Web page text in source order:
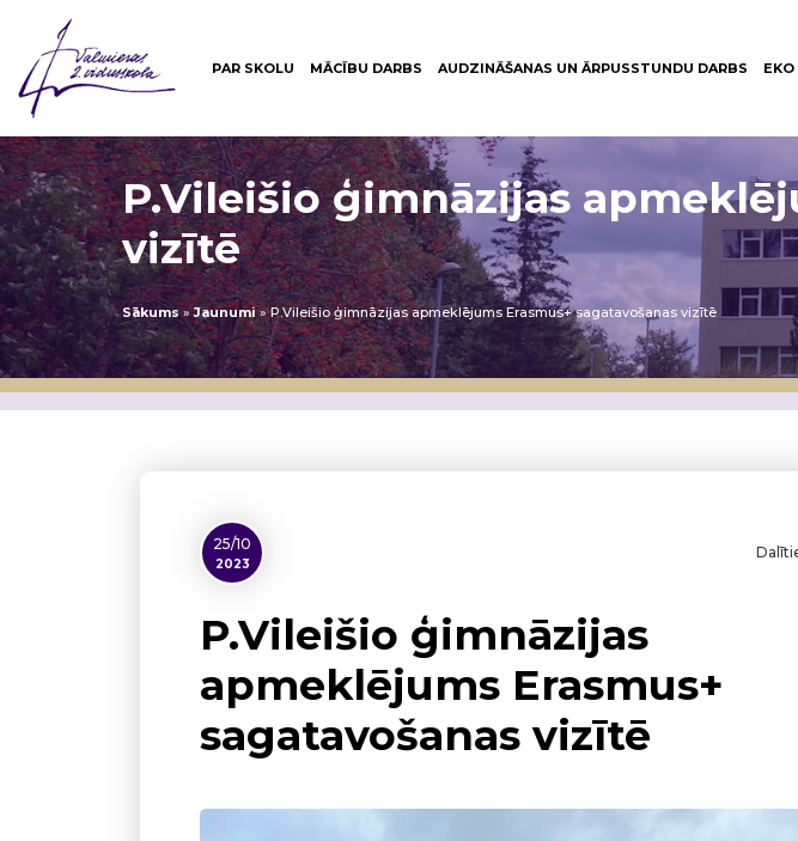
PAR SKOLU MĀCĪBU DARBS AUDZINĀŠANAS UN ĀRPUSSTUNDU DARBS EKO
P.Vileišio ģimnāzijas
vizītē
Sākums»Jaunumi»P.Vileišio ģimnāzijas apmeklējums Erasmus+ sagatavošanas vizītē
25/10
2023
P.Vileišio ģimnāzijas
apmeklējums Erasmus+
sagatavošanas vizītē